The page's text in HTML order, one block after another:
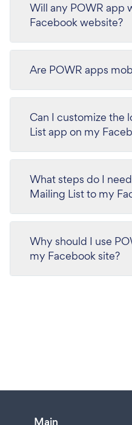
Will any POWR app
Facebook website?
Are POWR apps
Can I customize the
List app on my
What steps do I
Mailing List to my
Why should I use
my Facebook site?
Main